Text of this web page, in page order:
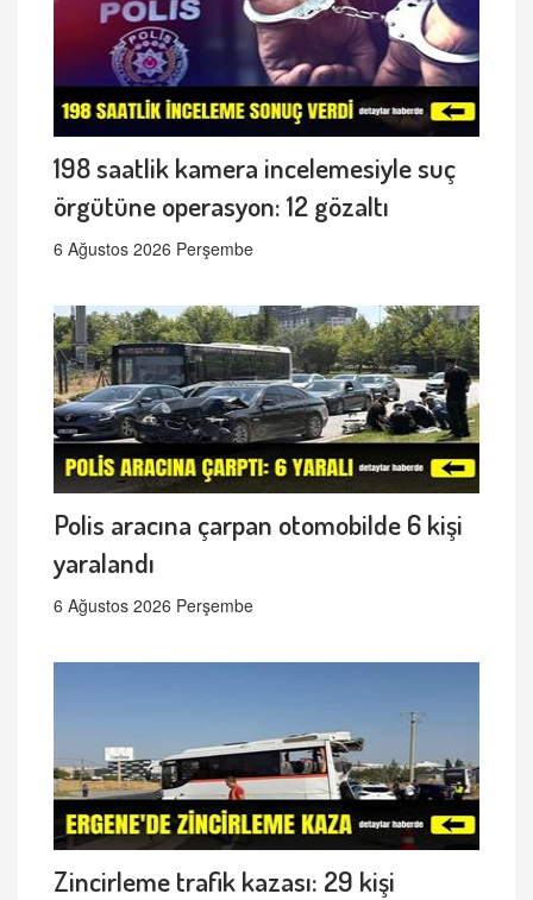
198 saatlik kamera incelemesiyle suç
örgütüne operasyon: 12 gözaltı
6 Ağustos 2026 Perşembe
Polis aracına çarpan otomobilde 6 kişi
yaralandı
6 Ağustos 2026 Perşembe
Zincirleme trafik kazası: 29 kişi